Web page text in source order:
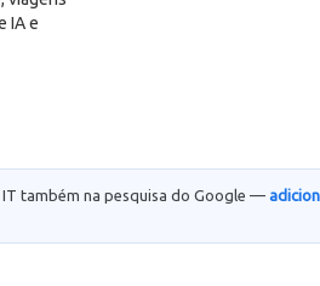
IA e
também na pesquisa do Google —